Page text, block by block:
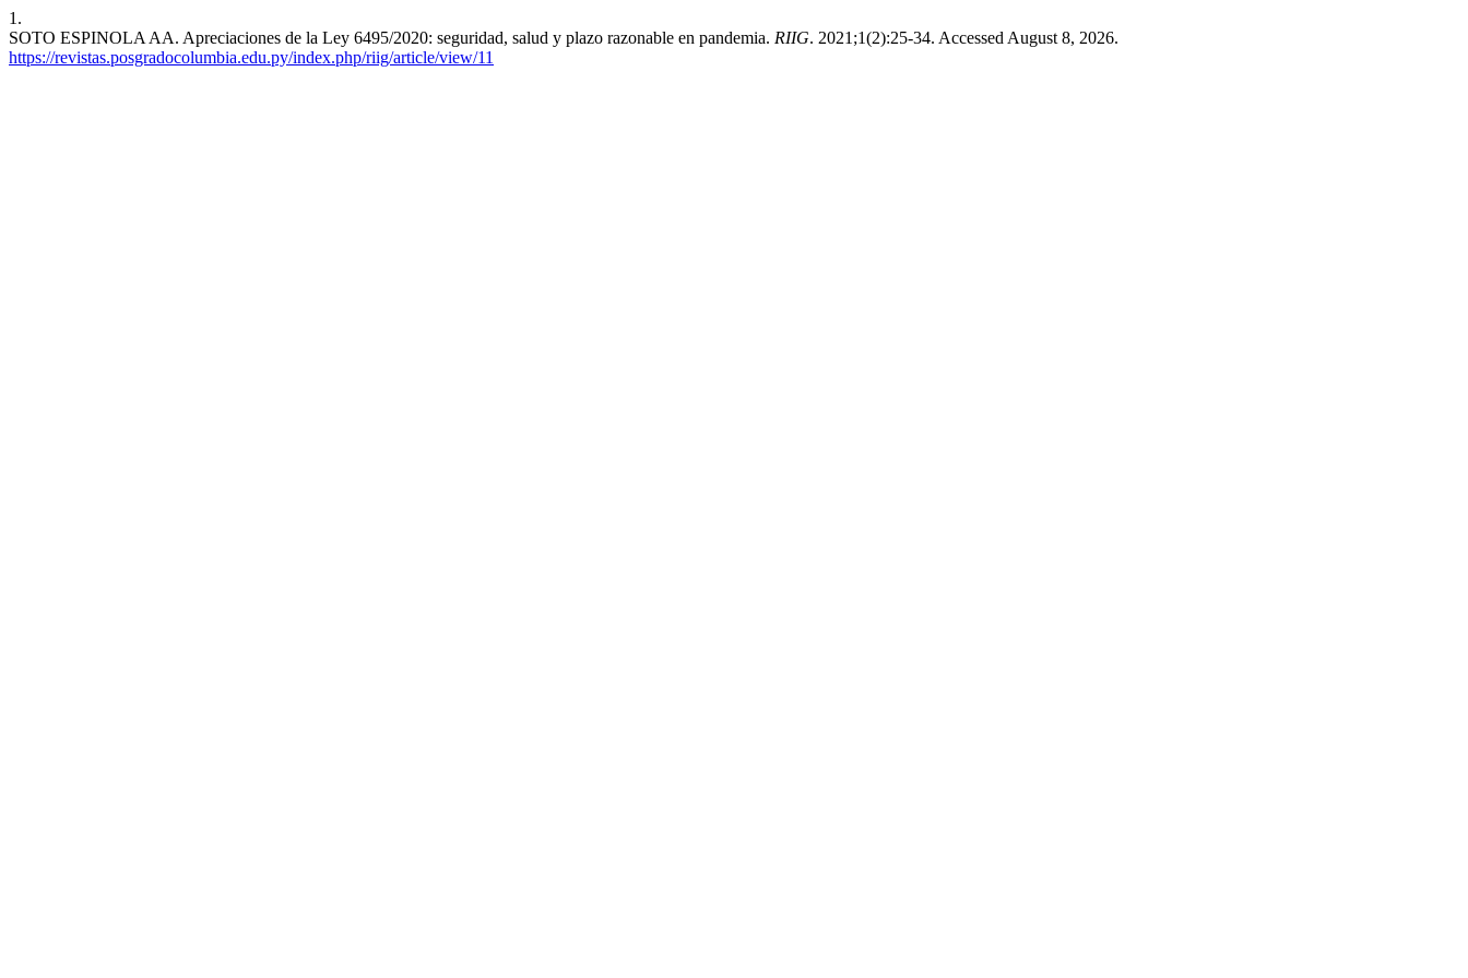
1.
SOTO ESPINOLA AA. Apreciaciones de la Ley 6495/2020: seguridad, salud y plazo razonable en pandemia. RIIG. 2021;1(2):25-34. Accessed August 8, 2026.
https://revistas.posgradocolumbia.edu.py/index.php/riig/article/view/11